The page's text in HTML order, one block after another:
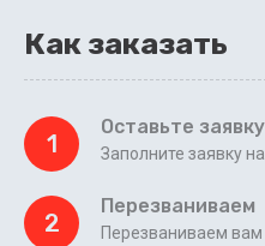
Как заказать
1
Оставьте заявку
Заполните заявку
2
Перезваниваем
Перезваниваем вам